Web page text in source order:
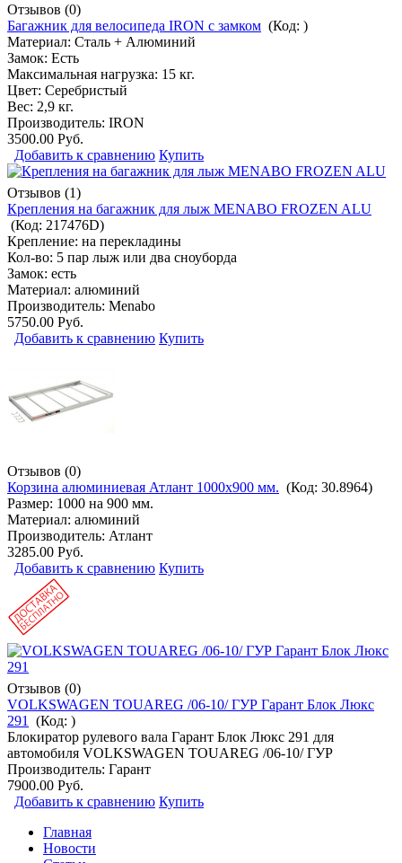
Отзывов (0)
Багажник для велосипеда IRON с замком (Код: )
Материал: Сталь + Алюминий
Замок: Есть
Максимальная нагрузка: 15 кг.
Цвет: Серебристый
Вес: 2,9 кг.
Производитель: IRON
3500.00 Руб.
Добавить к сравнению Купить
Отзывов (1)
Крепления на багажник для лыж MENABO FROZEN ALU
(Код: 217476D)
Крепление: на перекладины
Кол-во: 5 пар лыж или два сноуборда
Замок: есть
Материал: алюминий
Производитель: Menabo
5750.00 Руб.
Добавить к сравнению Купить
Отзывов (0)
Корзина алюминиевая Атлант 1000х900 мм. (Код: 30.8964)
Размер: 1000 на 900 мм.
Материал: алюминий
Производитель: Атлант
3285.00 Руб.
Добавить к сравнению Купить
Отзывов (0)
VOLKSWAGEN TOUAREG /06-10/ ГУР Гарант Блок Люкс
291
(Код: )
Блокиратор рулевого вала Гарант Блок Люкс 291 для
автомобиля VOLKSWAGEN TOUAREG /06-10/ ГУР
Производитель: Гарант
7900.00 Руб.
Добавить к сравнению Купить
Главная
Новости